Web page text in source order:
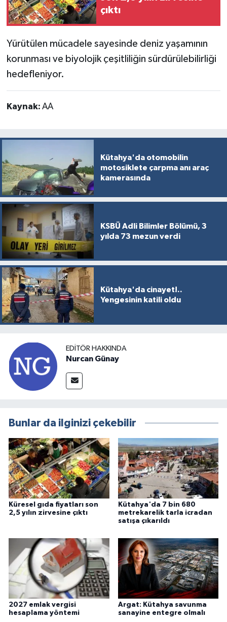
çıktı
Yürütülen mücadele sayesinde deniz yaşamının
korunması ve biyolojik çeşitliliğin sürdürülebilirliği
hedefleniyor.
Kaynak: AA
Kütahya'da otomobilin
motosiklete çarpma anı araç
kamerasında
KSBÜ Adli Bilimler Bölümü, 3
yılda 73 mezun verdi
Kütahya'da cinayet!..
Yengesinin katili oldu
EDITÖR HAKKINDA
Nurcan Günay
Bunlar da ilginizi çekebilir
Küresel gıda fiyatları son
2,5 yılın zirvesine çıktı
Kütahya'da 7 bin 680
metrekarelik tarla icradan
satışa çıkarıldı
2027 emlak vergisi
hesaplama yöntemi
Argat: Kütahya savunma
sanayine entegre olmalı